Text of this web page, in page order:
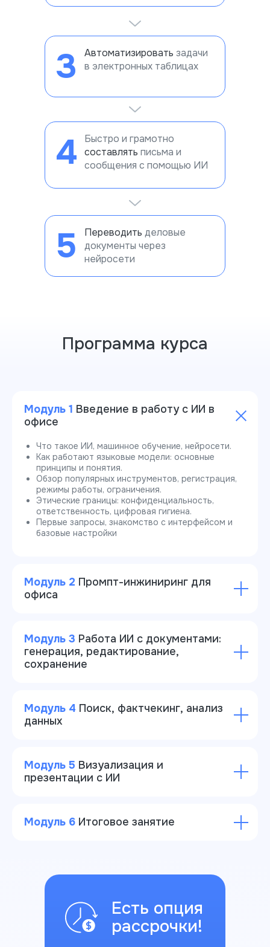
3 Автоматизировать задачи
в электронных таблицах
5 Переводить деловые
документы через
нейросети
4
Быстро и грамотно
составлять письма и
сообщения с помощью ИИ
Программа курса
Модуль 1 Введение в работу с ИИ в
офисе
Что такое ИИ, машинное обучение, нейросети.
Как работают языковые модели: основные
принципы и понятия.
Обзор популярных инструментов, регистрация,
режимы работы, ограничения.
Этические границы: конфиденциальность,
ответственность, цифровая гигиена.
Первые запросы, знакомство с интерфейсом и
базовые настройки
Модуль 2 Промпт-инжиниринг для
офиса
Модуль 3 Работа ИИ с документами:
генерация, редактирование,
сохранение
Модуль 4 Поиск, фактчекинг, анализ
данных
Модуль 5 Визуализация и
презентации с ИИ
Модуль 6 Итоговое занятие
Есть опция
рассрочки!